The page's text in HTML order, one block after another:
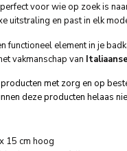
voor wie op zoek is
uitstraling en past in elk
functioneel element in je
vakmanschap van
met zorg en op
deze producten helaas
15 cm hoog